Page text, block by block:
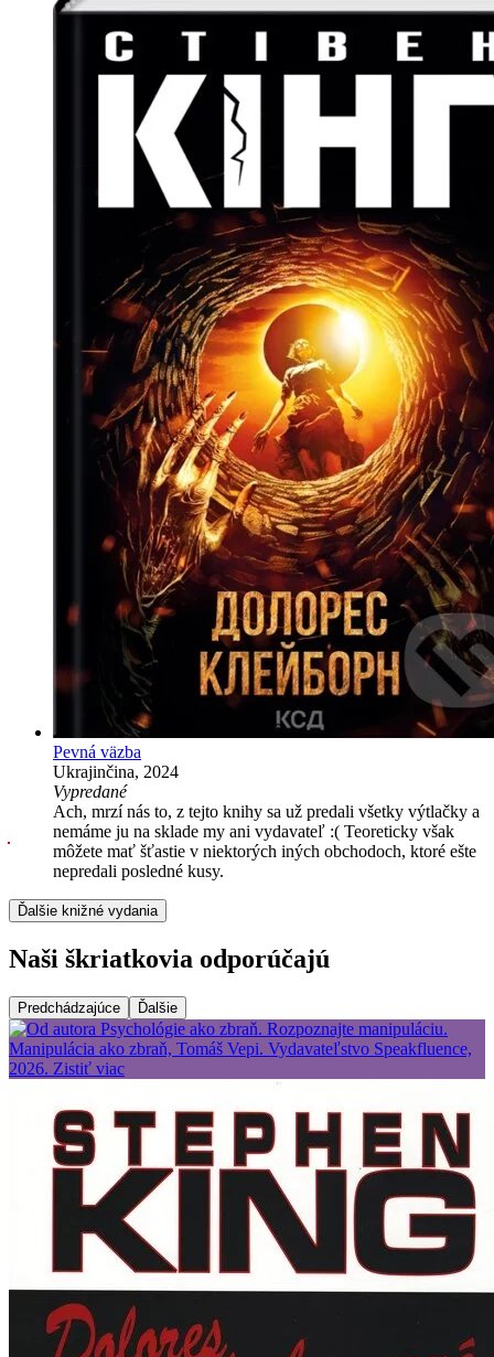
Pevná väzba
Ukrajinčina, 2024
Vypredané
Ach, mrzí nás to, z tejto knihy sa už predali všetky výtlačky a
nemáme ju na sklade my ani vydavateľ :( Teoreticky však
môžete mať šťastie v niektorých iných obchodoch, ktoré ešte
nepredali posledné kusy.
Ďalšie knižné vydania
Naši škriatkovia odporúčajú
Predchádzajúce Ďalšie